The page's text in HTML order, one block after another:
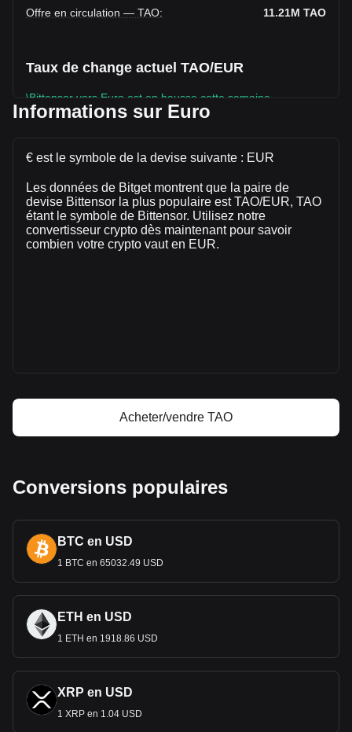
Offre en circulation — TAO: 11.21M TAO
Taux de change actuel TAO/EUR
\Bittensor vers Euro est en hausse cette semaine.
€2,032,405,450.18 EUR et une offre en circulation de
évolué de +46.30% (€40,218,320.24 EUR) au cours des
dernières 24 heures. Lors du dernier jour de trading, le
volume de trading de TAO était de €86,862,934.06.
Informations sur Euro
€ est le symbole de la devise suivante : EUR
Les données de Bitget montrent que la paire de
devise Bittensor la plus populaire est TAO/EUR, TAO
étant le symbole de Bittensor. Utilisez notre
convertisseur crypto dès maintenant pour savoir
combien votre crypto vaut en EUR.
Acheter/vendre TAO
Conversions populaires
BTC en USD
1 BTC en 65032.49 USD
ETH en USD
1 ETH en 1918.86 USD
XRP en USD
1 XRP en 1.04 USD